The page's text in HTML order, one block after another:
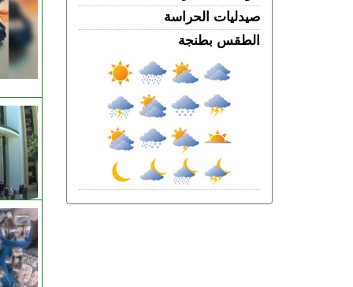
باستخدام مفاتيح مزورة.. سرقة منازل
تطيح بشخصين في قبضة الشرطة
طنجة.. العثور على جثة أربعيني معلقة
بواسطة حبل داخل غابة بالكوارت
الجمعة 07 غشت | 17:15
تتبرأ من منشورات تحرض على النزول إلى
الجمعة 07 غشت | 14:52
تفوق الـ40 درجة.. المغرب يواجه موجة حر
صيدليات الحراسة
الطقس بطنجة